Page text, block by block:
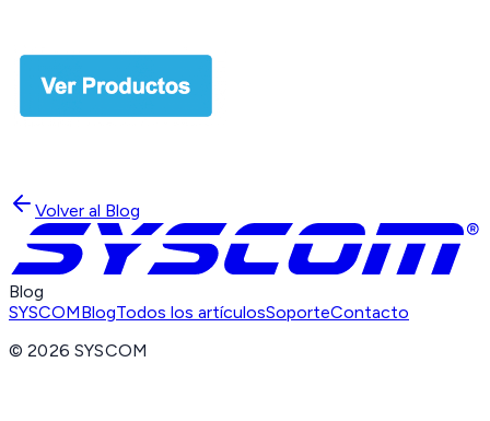
Volver al Blog
Blog
SYSCOMBlogTodos los artículosSoporteContacto
©2026 SYSCOM